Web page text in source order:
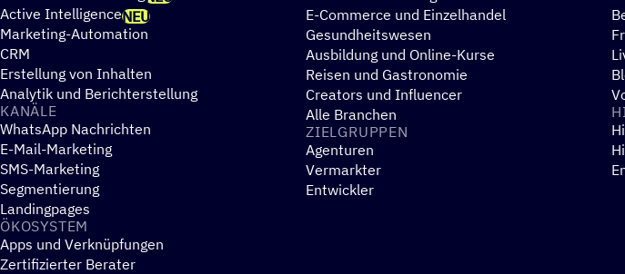
Active IntelligenceNEU
Marketing-Automation
CRM
Erstellung von Inhalten
Analytik und Berichterstellung
KANÄLE
WhatsApp Nachrichten
E-Mail-Marketing
SMS-Marketing
Segmentierung
Landingpages
ÖKOSYS­TEM
Apps und Verknüpfungen
Zertifizierter Berater
E-Commerce und Einzelhandel
Gesundheitswesen
Ausbildung und Online-Kurse
Reisen und Gastronomie
Creators und Influencer
Alle Branchen
ZIEL­GRUP­PEN
Agenturen
Vermarkter
Entwickler